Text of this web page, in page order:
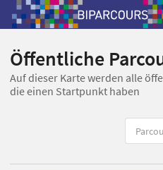
Öffentliche
Auf dieser Karte werden alle
die einen Startpunkt haben